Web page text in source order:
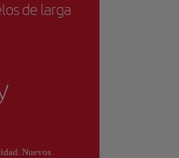
de larga
Nuevos